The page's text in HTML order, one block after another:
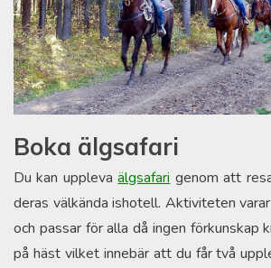
Boka älgsafari
Du kan upplevaälgsafari genom att
deras välkända ishotell. Aktiviteten
och passar för alla då ingen förkunskap
på häst vilket innebär att du får två